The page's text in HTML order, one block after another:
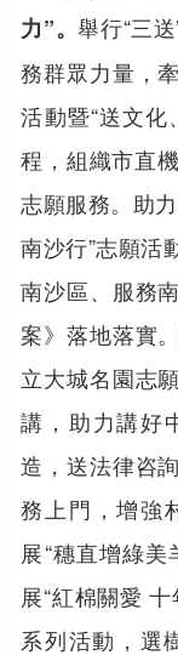
力”。舉行“三
務群眾力量，
活動暨“送文化
程，組織市直
志願服務。助
南沙行”志願活
南沙區、服務
案》落地落實
立大城名園志
講，助力講好
造，送法律咨
務上門，增強
展“穗直增綠
展“紅棉關愛
系列活動，選